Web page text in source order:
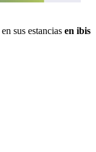
en sus estancias en ibis